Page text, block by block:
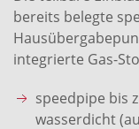
bereits belegte
integrierte Gas-
speedpipe bis
wasserdicht